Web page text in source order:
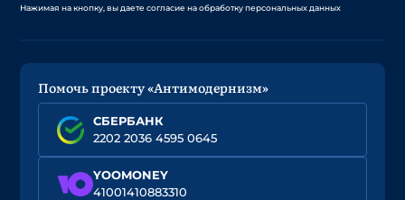
Нажимая на кнопку, вы даете согласие на обработку персональных данных
Помочь проекту «Антимодернизм»
СБЕРБАНК
2202 2036 4595 0645
YOOMONEY
41001410883310